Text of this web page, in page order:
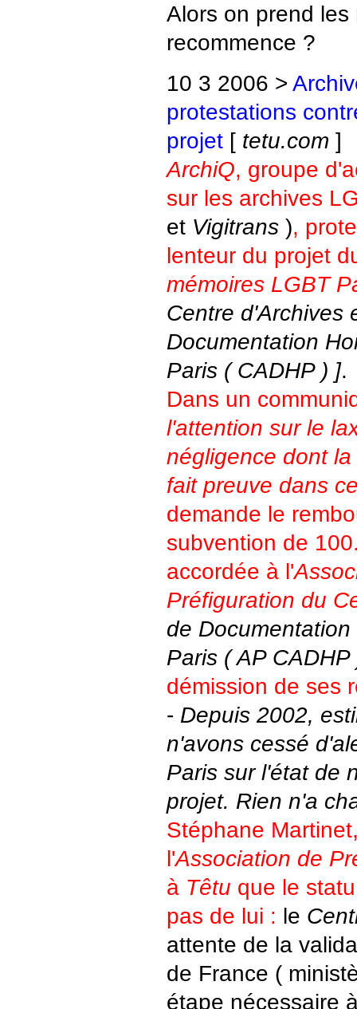
Alors on prend les
recommence ?
10 3 2006 >
protestations
projet[ tetu.com ]
ArchiQ, groupe
sur les archives
et Vigitrans ),
lenteur du projet
mémoires LGBT
Centre d'Archives
Documentation
Paris ( CADHP ) ].
Dans un
l'attention sur le
négligence dont
fait preuve dans
demande le
subvention de
accordée à l'
Préfiguration du
de
Paris ( AP CADHP
démission de ses
- Depuis 2002,
n'avons cessé
Paris sur l'état de
projet. Rien n'a
Stéphane
l'Association de
à Têtu que le
pas de lui : le
attente de la
de France (
étape nécessaire